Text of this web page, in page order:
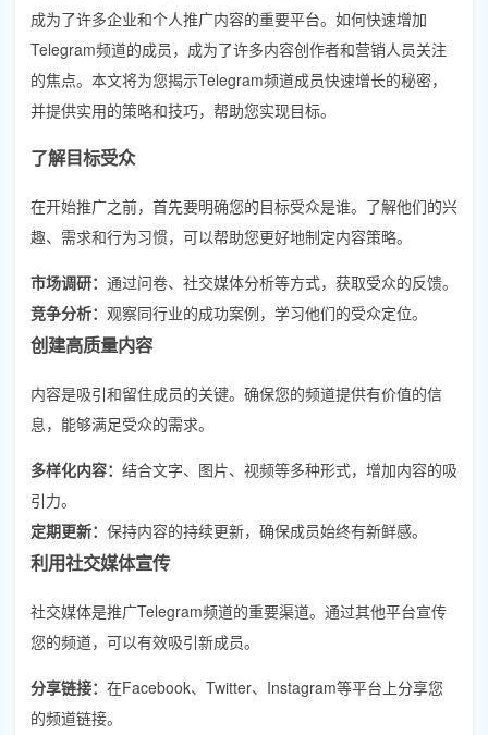
成为了许多企业和个人推广内容的重要平台。如何快速增加
Telegram频道的成员，成为了许多内容创作者和营销人员关注
的焦点。本文将为您揭示Telegram频道成员快速增长的秘密，
并提供实用的策略和技巧，帮助您实现目标。
了解目标受众
在开始推广之前，首先要明确您的目标受众是谁。了解他们的兴
趣、需求和行为习惯，可以帮助您更好地制定内容策略。
市场调研： 通过问卷、社交媒体分析等方式，获取受众的反馈。
竞争分析： 观察同行业的成功案例，学习他们的受众定位。
创建高质量内容
内容是吸引和留住成员的关键。确保您的频道提供有价值的信
息，能够满足受众的需求。
多样化内容： 结合文字、图片、视频等多种形式，增加内容的吸
引力。
定期更新： 保持内容的持续更新，确保成员始终有新鲜感。
利用社交媒体宣传
社交媒体是推广Telegram频道的重要渠道。通过其他平台宣传
您的频道，可以有效吸引新成员。
分享链接： 在Facebook、Twitter、Instagram等平台上分享您
的频道链接。